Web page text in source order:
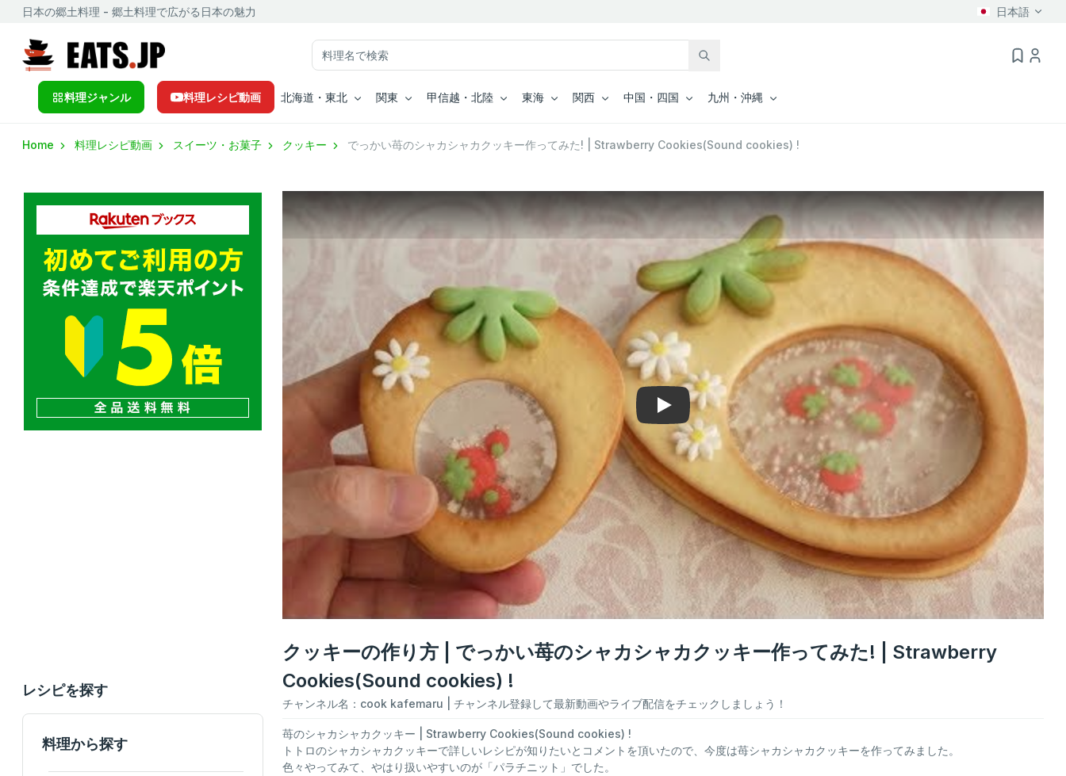
日本の郷土料理 - 郷土料理で広がる日本の魅力 日本語
料理ジャンル 料理レシピ動画 北海道・東北 関東 甲信越・北陸 東海 関西 中国・四国 九州・沖縄
Home 料理レシピ動画 スイーツ・お菓子 クッキー でっかい苺のシャカシャカクッキー作ってみた! | Strawberry Cookies(Sound cookies) !
レシピを探す
料理から探す
Play
クッキーの作り方 | でっかい苺のシャカシャカクッキー作ってみた! | Strawberry
Cookies(Sound cookies) !
チャンネル名： cook kafemaru | チャンネル登録して最新動画やライブ配信をチェックしましょう！
苺のシャカシャカクッキー | Strawberry Cookies(Sound cookies) !
トトロのシャカシャカクッキーで詳しいレシピが知りたいとコメントを頂いたので、今度は苺シャカシャカクッキーを作ってみました。
色々やってみて、やはり扱いやすいのが「パラチニット」でした。